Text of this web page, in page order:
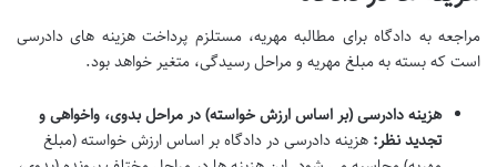
مراجعه به دادگاه برای مطالبه مهریه، مستلزم پرداخت هزینه های دادرسی
است که بسته به مبلغ مهریه و مراحل رسیدگی، متغیر خواهد بود.
هزینه دادرسی (بر اساس ارزش خواسته) در مراحل بدوی، واخواهی و
تجدید نظر: هزینه دادرسی در دادگاه بر اساس ارزش خواسته (مبلغ